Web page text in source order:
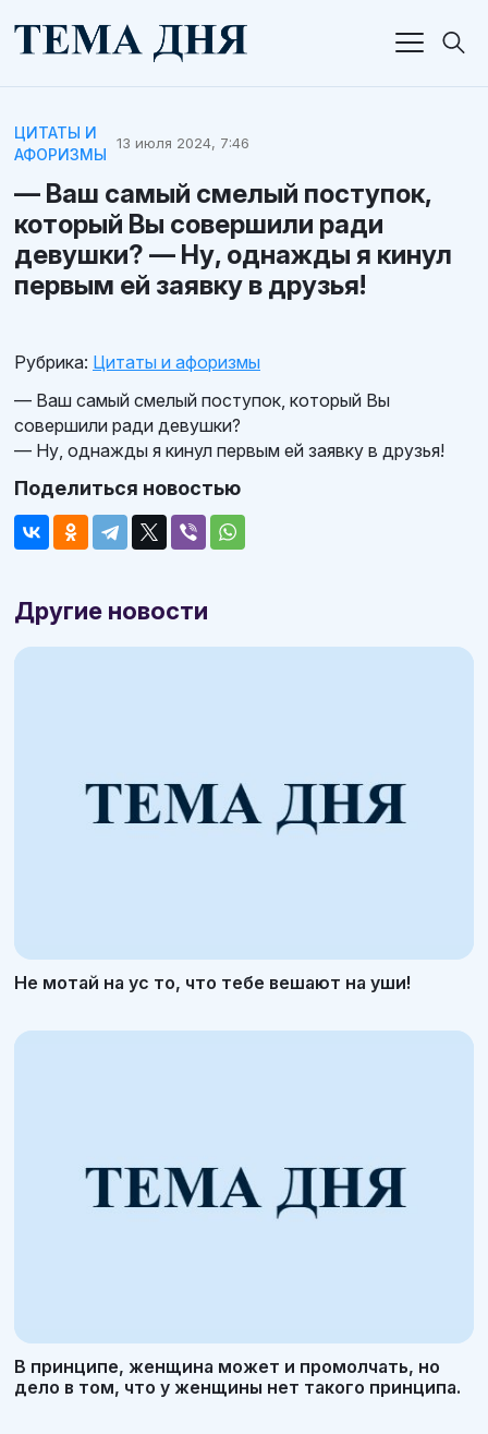
ЦИТАТЫ И
АФОРИЗМЫ
13 июля 2024, 7:46
— Ваш самый смелый поступок,
который Вы совершили ради
девушки? — Ну, однажды я кинул
первым ей заявку в друзья!
Рубрика: Цитаты и афоризмы
— Ваш самый смелый поступок, который Вы
совершили ради девушки?
— Ну, однажды я кинул первым ей заявку в друзья!
Поделиться новостью
Другие новости
Не мотай на ус то, что тебе вешают на уши!
В принципе, женщина может и промолчать, но
дело в том, что у женщины нет такого принципа.